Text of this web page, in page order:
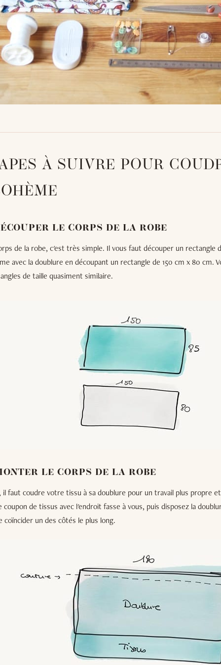
À SUIVRE POUR
LE CORPS DE LA ROBE
de la robe, c'est très simple. Il vous faut découper un rectangle
avec la doublure en découpant un rectangle de 150 cm x 80 cm.
de taille quasiment similaire.
LE CORPS DE LA ROBE
il faut coudre votre tissu à sa doublure pour un travail plus propre
de tissus avec l'endroit fasse à vous, puis disposez la
coïncider un des côtés le plus long.